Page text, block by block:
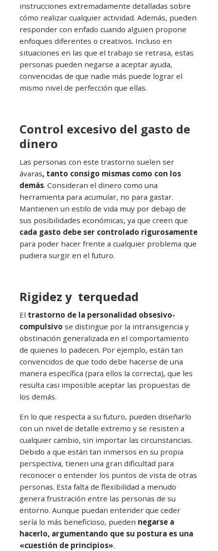
instrucciones extremadamente detalladas sobre
cómo realizar cualquier actividad. Además, pueden
responder con enfado cuando alguien propone
enfoques diferentes o creativos. Incluso en
situaciones en las que el trabajo se retrasa, estas
personas pueden negarse a aceptar ayuda,
convencidas de que nadie más puede lograr el
mismo nivel de perfección que ellas.
Control excesivo del gasto de
dinero
Las personas con este trastorno suelen ser
ávaras, tanto consigo mismas como con los
demás. Consideran el dinero como una
herramienta para acumular, no para gastar.
Mantienen un estilo de vida muy por debajo de
sus posibilidades económicas, ya que creen que
cada gasto debe ser controlado rigurosamente
para poder hacer frente a cualquier problema que
pudiera surgir en el futuro.
Rigidez y terquedad
El trastorno de la personalidad obsesivo-
compulsivo se distingue por la intransigencia y
obstinación generalizada en el comportamiento
de quienes lo padecen. Por ejemplo, están tan
convencidos de que todo debe hacerse de una
manera específica (para ellos la correcta), que les
resulta casi imposible aceptar las propuestas de
los demás.
En lo que respecta a su futuro, pueden diseñarlo
con un nivel de detalle extremo y se resisten a
cualquier cambio, sin importar las circunstancias.
Debido a que están tan inmersos en su propia
perspectiva, tienen una gran dificultad para
reconocer o entender los puntos de vista de otras
personas. Esta falta de flexibilidad a menudo
genera frustración entre las personas de su
entorno. Aunque puedan entender que ceder
sería lo más beneficioso, pueden negarse a
hacerlo, argumentando que su postura es una
«cuestión de principios».